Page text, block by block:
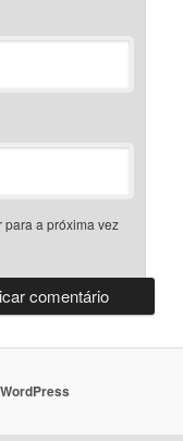
a próxima vez